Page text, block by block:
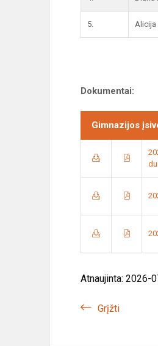
5. Alicija
Dokumentai:
Gimnazijos
Atnaujinta: 2026-
Grįžti